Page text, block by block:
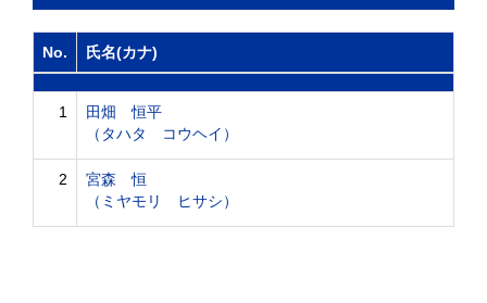
No. 氏名(カナ)
1
田畑 恒平
（タハタ コウヘイ）
2
宮森 恒
（ミヤモリ ヒサシ）